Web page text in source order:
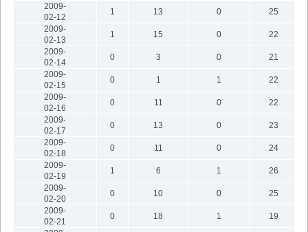
2009-
02-12
1 13 0
25
2009-
02-13
1 15 0
22
2009-
02-14
0 3 0
21
2009-
02-15
0 1 1
22
2009-
02-16
0 11 0
22
2009-
02-17
0 13 0
23
2009-
02-18
0 11 0
24
2009-
02-19
1 6 1
26
2009-
02-20
0 10 0
25
2009-
02-21
0 18 1
19